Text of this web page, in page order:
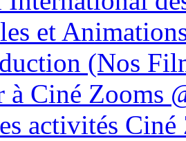
et
(Nos
à Ciné Zooms
activités Ciné